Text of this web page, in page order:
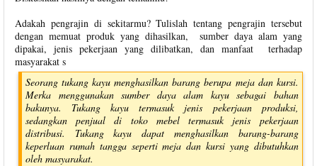
Adakah pengrajin di sekitarmu? Tulislah tentang pengrajin tersebut
dengan memuat produk yang dihasilkan, sumber daya alam yang
dipakai, jenis pekerjaan yang dilibatkan, dan manfaat terhadap
masyarakat s
Seorang tukang kayu menghasilkan barang berupa meja dan kursi.
Merka menggunakan sumber daya alam kayu sebagai bahan
bakunya. Tukang kayu termasuk jenis pekerjaan produksi,
sedangkan penjual di toko mebel termasuk jenis pekerjaan
distribusi. Tukang kayu dapat menghasilkan barang-barang
keperluan rumah tangga seperti meja dan kursi yang dibutuhkan
oleh masyarakat.